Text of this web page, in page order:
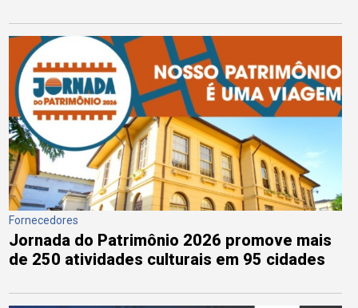
Fornecedores
Jornada do Patrimônio 2026 promove mais
de 250 atividades culturais em 95 cidades